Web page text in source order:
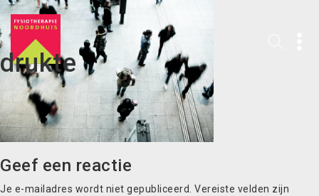
drukte
Geef een reactie
Je e-mailadres wordt niet gepubliceerd. Vereiste velden zijn